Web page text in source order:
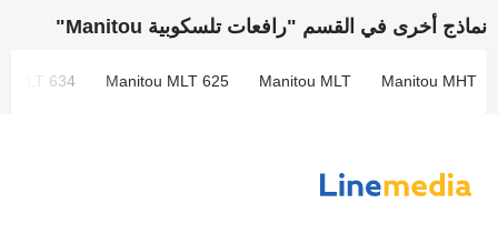
نماذج أخرى في القسم "رافعات تلسكوبية Manitou"
Manitou MHT
Manitou MLT
Manitou MLT 625
MLT 634